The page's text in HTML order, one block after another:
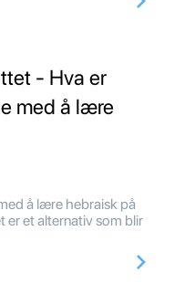
- Hva er
med å lære
å lære hebraisk på
er et alternativ som blir